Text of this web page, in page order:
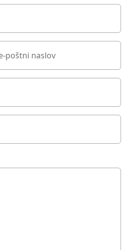
poštni naslov